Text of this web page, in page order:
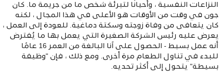
النزاعات النفسية ، وأحيانًا لتبرئة شخص ما من جريمة ما. كان
جون في وقت من الأوقات هو الأعلى في هذا المجال ، لكنه
كان يتعافى من وفاة زوجته وسكتة دماغية. للعودة إلى العمل ،
يعرض عليه رئيس الشركة الصغيرة التي يعمل بها ما يُفترض
أنه عمل بسيط - الحصول على آنا البالغة من العمر 16 عامًا
للبدء في تناول الطعام مرة أخرى. ومع ذلك ، فإن "وظيفة
بسيطة" يتحول إلى أكثر تحديه.